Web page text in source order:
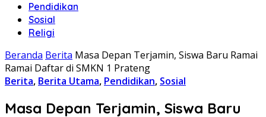
Pendidikan
Sosial
Religi
Beranda Berita Masa Depan Terjamin, Siswa Baru Ramai
Ramai Daftar di SMKN 1 Prateng
Berita, Berita Utama, Pendidikan, Sosial
Masa Depan Terjamin, Siswa Baru